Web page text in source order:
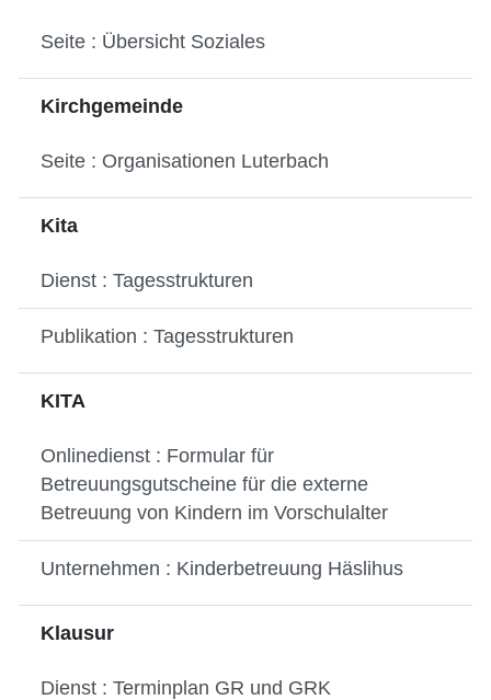
Seite : Übersicht Soziales
Kirchgemeinde
Seite : Organisationen Luterbach
Kita
Dienst : Tagesstrukturen
Publikation : Tagesstrukturen
KITA
Onlinedienst : Formular für
Betreuungsgutscheine für die externe
Betreuung von Kindern im Vorschulalter
Unternehmen : Kinderbetreuung Häslihus
Klausur
Dienst : Terminplan GR und GRK